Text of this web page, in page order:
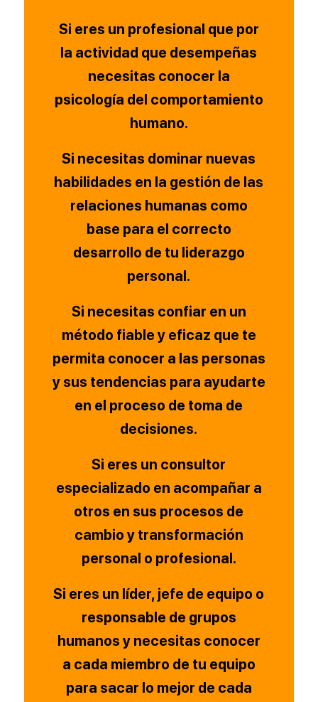
Si eres un profesional que por
la actividad que desempeñas
necesitas conocer la
psicología del comportamiento
humano.
Si necesitas dominar nuevas
habilidades en la gestión de las
relaciones humanas como
base para el correcto
desarrollo de tu liderazgo
personal.
Si necesitas confiar en un
método fiable y eficaz que te
permita conocer a las personas
y sus tendencias para ayudarte
en el proceso de toma de
decisiones.
Si eres un consultor
especializado en acompañar a
otros en sus procesos de
cambio y transformación
personal o profesional.
Si eres un líder, jefe de equipo o
responsable de grupos
humanos y necesitas conocer
a cada miembro de tu equipo
para sacar lo mejor de cada